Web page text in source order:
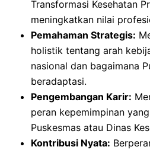
Transformasi Kesehatan
meningkatkan nilai
Pemahaman Strategis:
holistik tentang arah
nasional dan bagaimana
beradaptasi.
Pengembangan Karir:
peran kepemimpinan
Puskesmas atau Dinas
Kontribusi Nyata: